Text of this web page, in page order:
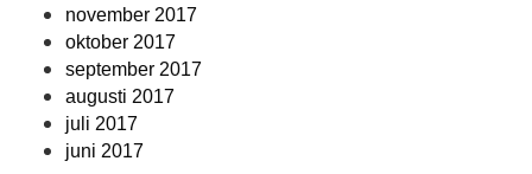
november 2017
oktober 2017
september 2017
augusti 2017
juli 2017
juni 2017